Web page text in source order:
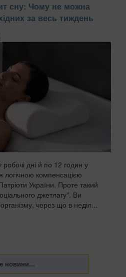
сну: Чому не можна
за весь тиждень
дні й по 12 годин у
логічною компенсацією
України. Проте такий
джетлагу". Ви
через що в неділ...